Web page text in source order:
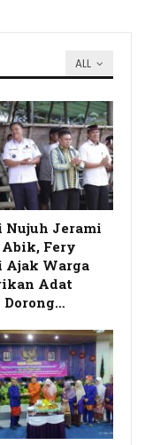
ALL
Nujuh Jerami
Fery
Ajak Warga
Adat
…